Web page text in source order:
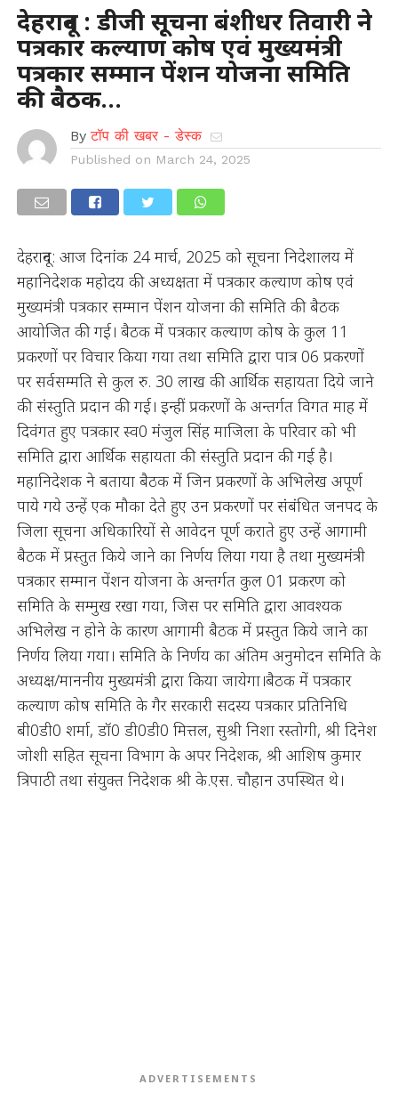
देहरादून : डीजी सूचना बंशीधर तिवारी ने
पत्रकार कल्याण कोष एवं मुख्यमंत्री
पत्रकार सम्मान पेंशन योजना समिति
की बैठक…
By टॉप की खबर - डेस्क
Published on March 24, 2025
देहरादून: आज दिनांक 24 मार्च, 2025 को सूचना निदेशालय में
महानिदेशक महोदय की अध्यक्षता में पत्रकार कल्याण कोष एवं
मुख्यमंत्री पत्रकार सम्मान पेंशन योजना की समिति की बैठक
आयोजित की गई। बैठक में पत्रकार कल्याण कोष के कुल 11
प्रकरणों पर विचार किया गया तथा समिति द्वारा पात्र 06 प्रकरणों
पर सर्वसम्मति से कुल रु. 30 लाख की आर्थिक सहायता दिये जाने
की संस्तुति प्रदान की गई। इन्हीं प्रकरणों के अन्तर्गत विगत माह में
दिवंगत हुए पत्रकार स्व0 मंजुल सिंह माजिला के परिवार को भी
समिति द्वारा आर्थिक सहायता की संस्तुति प्रदान की गई है।
महानिदेशक ने बताया बैठक में जिन प्रकरणों के अभिलेख अपूर्ण
पाये गये उन्हें एक मौका देते हुए उन प्रकरणों पर संबंधित जनपद के
जिला सूचना अधिकारियों से आवेदन पूर्ण कराते हुए उन्हें आगामी
बैठक में प्रस्तुत किये जाने का निर्णय लिया गया है तथा मुख्यमंत्री
पत्रकार सम्मान पेंशन योजना के अन्तर्गत कुल 01 प्रकरण को
समिति के सम्मुख रखा गया, जिस पर समिति द्वारा आवश्यक
अभिलेख न होने के कारण आगामी बैठक में प्रस्तुत किये जाने का
निर्णय लिया गया। समिति के निर्णय का अंतिम अनुमोदन समिति के
अध्यक्ष/माननीय मुख्यमंत्री द्वारा किया जायेगा।बैठक में पत्रकार
कल्याण कोष समिति के गैर सरकारी सदस्य पत्रकार प्रतिनिधि
बी0डी0 शर्मा, डॉ0 डी0डी0 मित्तल, सुश्री निशा रस्तोगी, श्री दिनेश
जोशी सहित सूचना विभाग के अपर निदेशक, श्री आशिष कुमार
त्रिपाठी तथा संयुक्त निदेशक श्री के.एस. चौहान उपस्थित थे।
ADVERTISEMENTS